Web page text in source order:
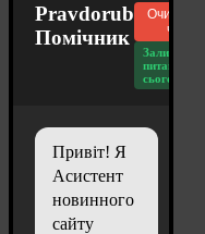
Pravdorub
Помічник
Очистити
чат
Залишилось
питань
сьогодні: 20
Привіт! Я
Асистент
новинного
сайту